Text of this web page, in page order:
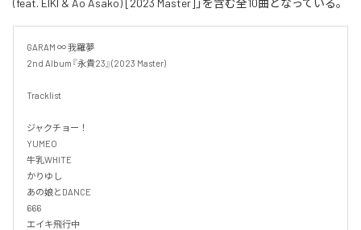
(feat. EIKI & Ao Asako) [2023 Master]」を含む全10曲となっている。
GARAM ∞ 我羅夢
2nd Album『永貴23』(2023 Master)
Tracklist
ジャクチョー！
YUMEO
牛乳WHITE
かりゆし
あの娘とDANCE
666
エイキ飛行中